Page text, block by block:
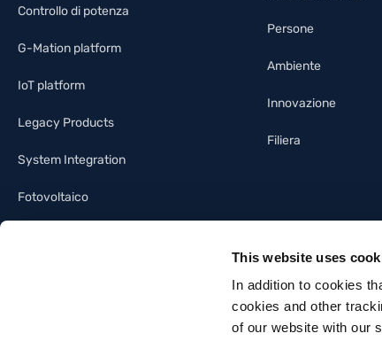
This website uses
In addition to cookies
cookies and other
of our website with our
Controllo di potenza
G-Mation platform
IoT platform
Legacy Products
System Integration
Fotovoltaico
Persone
Ambiente
Innovazione
Filiera